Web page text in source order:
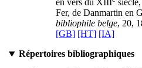
en vers du XIII
Fer, de Danmartin en
bibliophile belge, 20,
[GB] [HT] [IA]
Répertoires bibliographiques